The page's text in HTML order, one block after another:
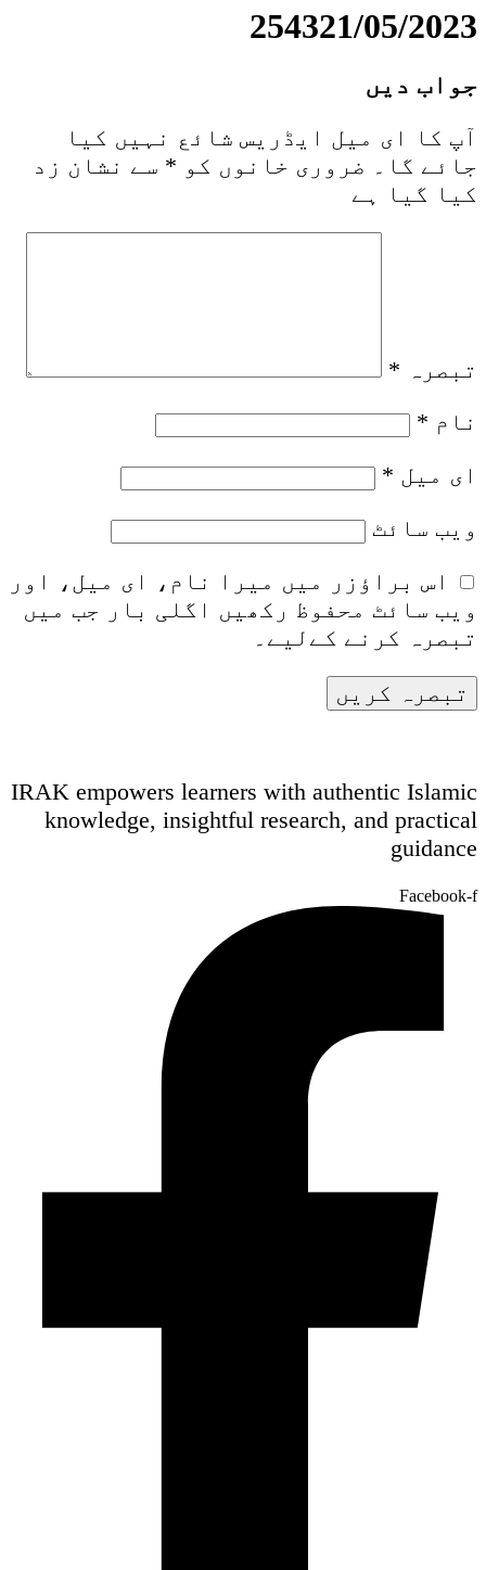
254321/05/2023
جواب دیں
آپ کا ای میل ایڈریس شائع نہیں کیا
جائے گا۔
ضروری خانوں کو * سے نشان زد
کیا گیا ہے
تبصرہ *
نام *
ای میل *
ویب‌ سائٹ
اس براؤزر میں میرا نام، ای میل، اور
ویب سائٹ محفوظ رکھیں اگلی بار جب میں
تبصرہ کرنے کےلیے۔
IRAK empowers learners with authentic Islamic
knowledge, insightful research, and practical
guidance
Facebook-f